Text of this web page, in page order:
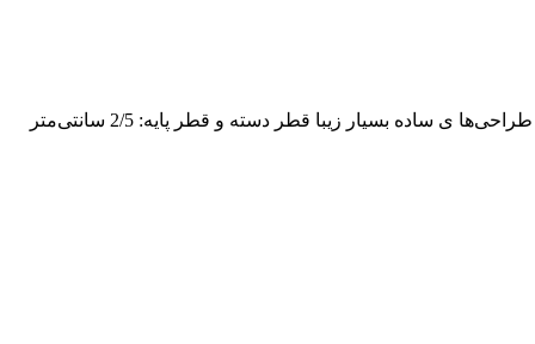
از جنس چوب گردو دارای دسته لردی بسیار زیبا به همراه لاستیک ته عصا دسته ارگونومیک برای استفاده آسان دارای طراحی‌ها ی ساده بسیار زیبا قطر دسته و قطر پایه: 2/5 سانتی‌متر